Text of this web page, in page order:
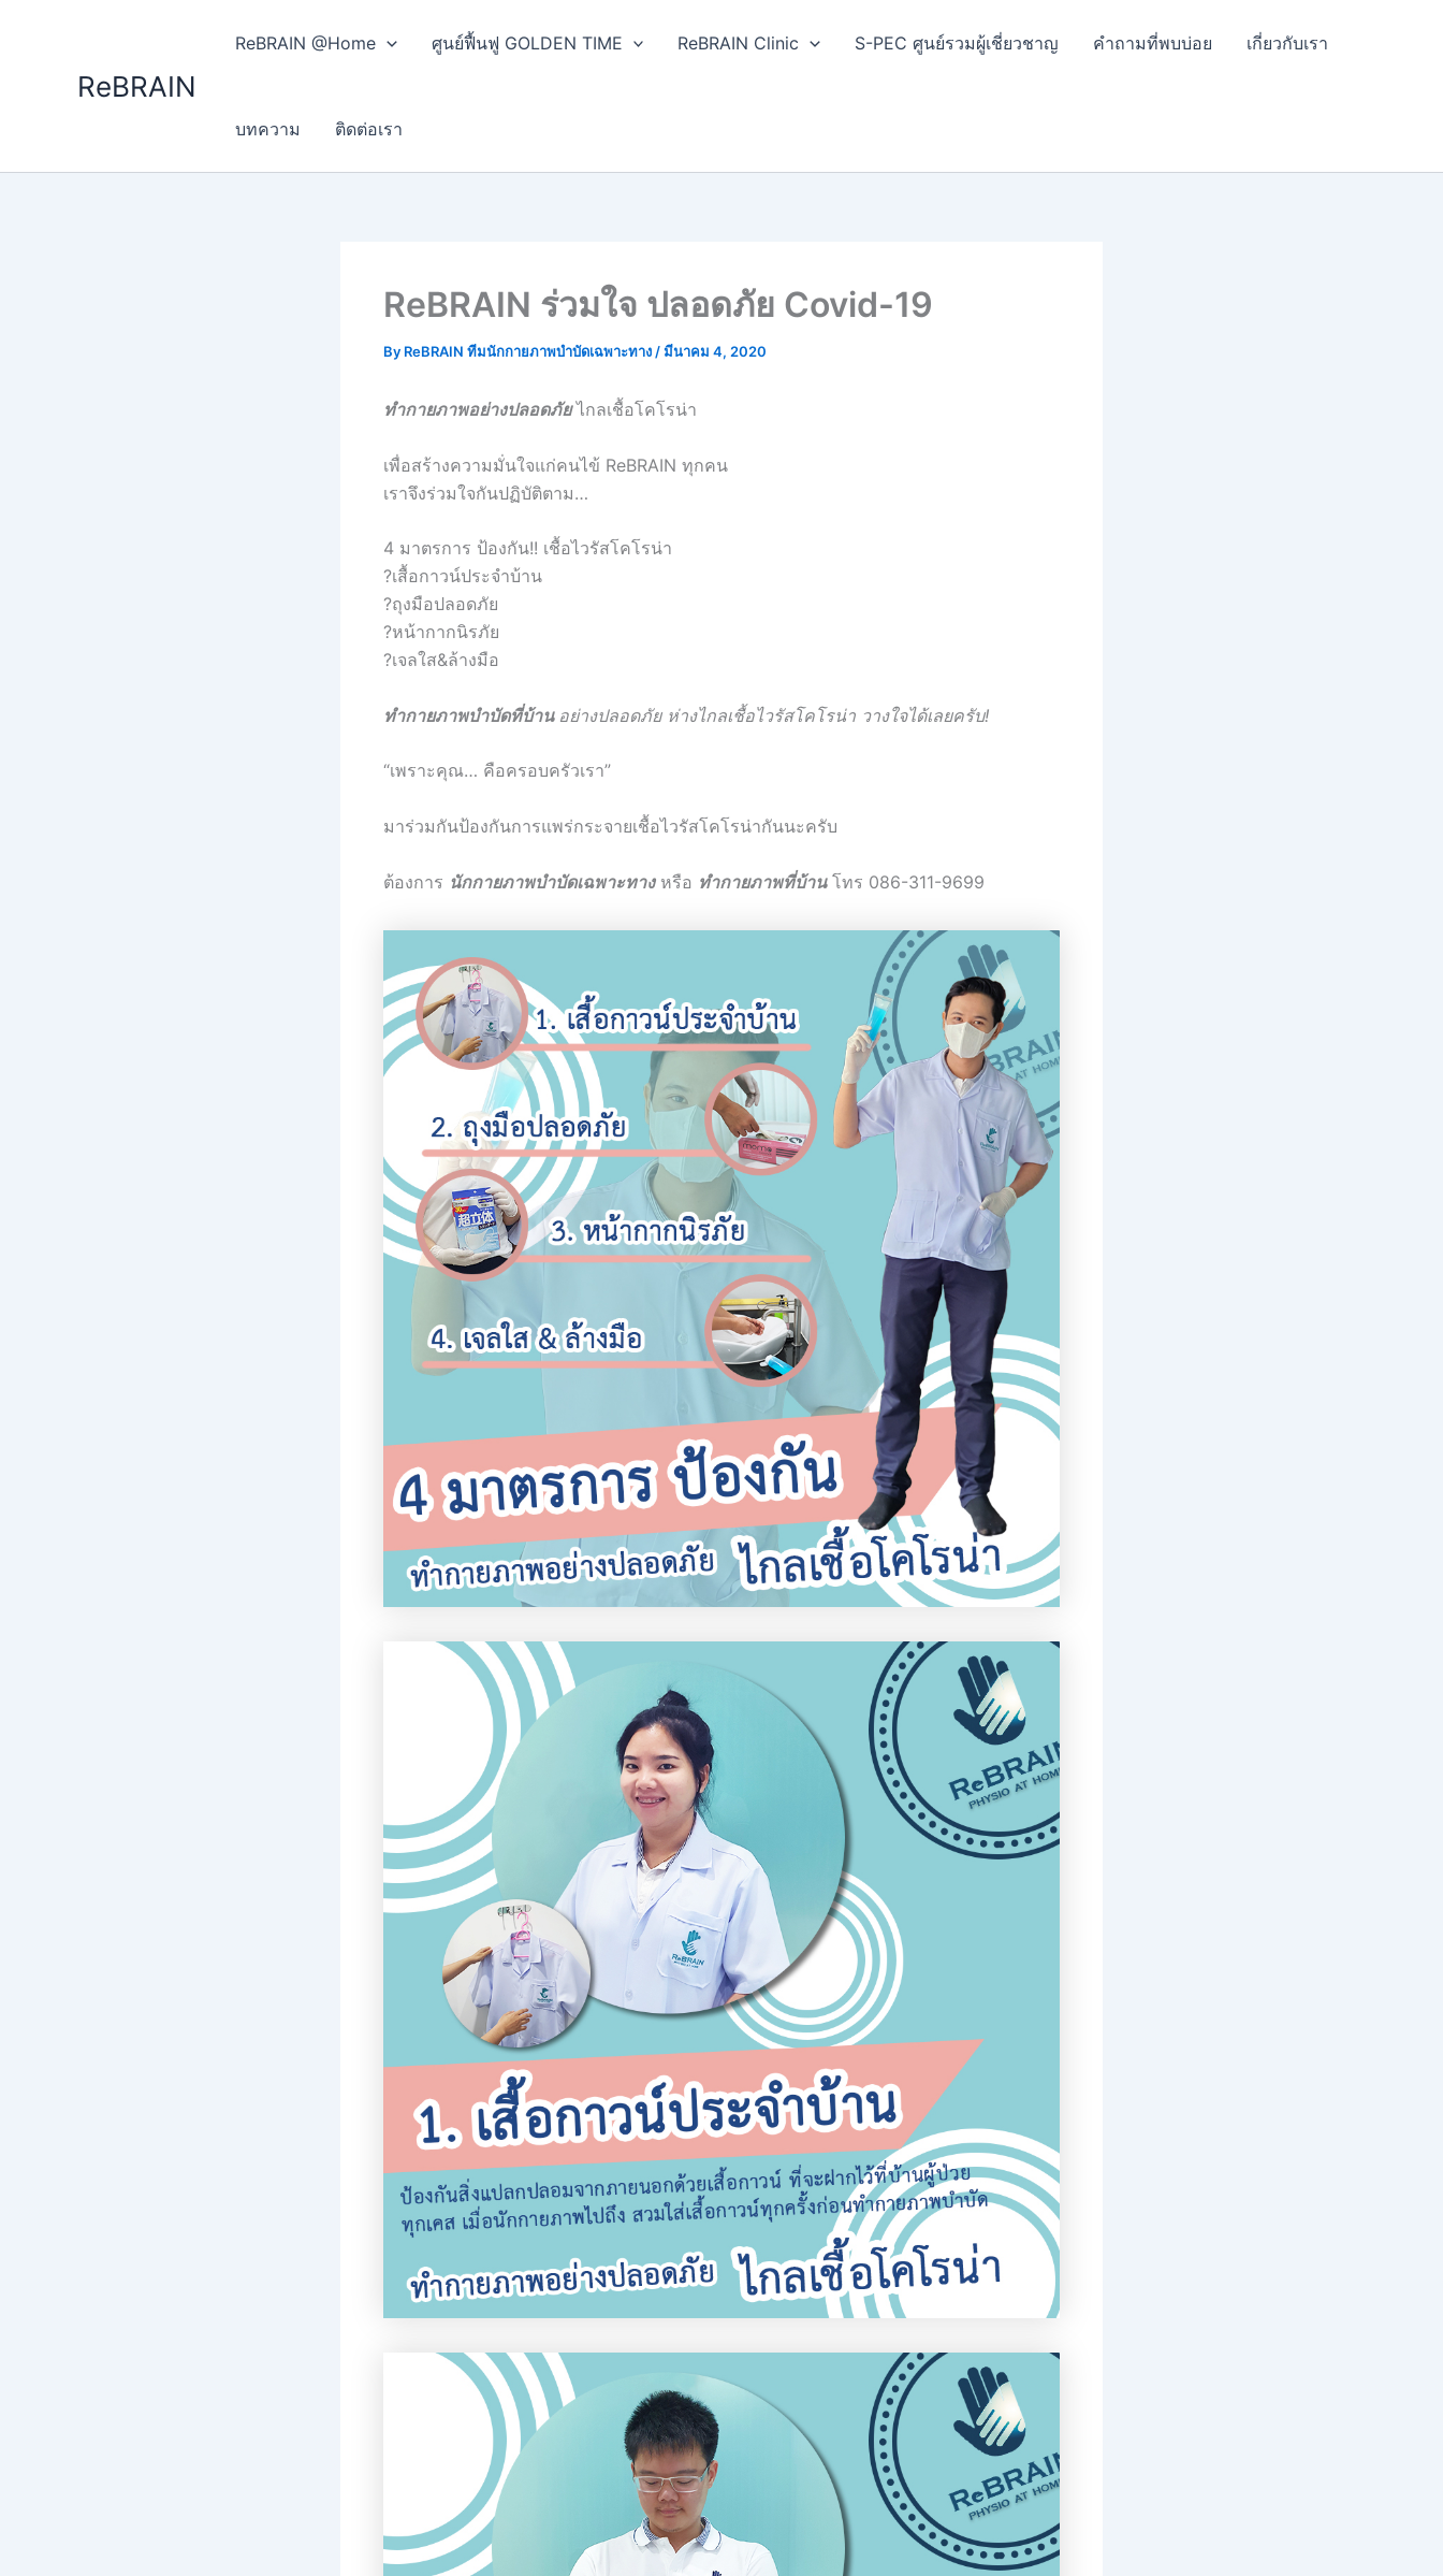
ReBRAIN
ReBRAIN @Home ศูนย์ฟื้นฟู GOLDEN TIME ReBRAIN Clinic S-PEC ศูนย์รวมผู้เชี่ยวชาญ คำถามที่พบบ่อย เกี่ยวกับเรา
บทความ ติดต่อเรา
ReBRAIN ร่วมใจ ปลอดภัย Covid-19
By ReBRAIN ทีมนักกายภาพบำบัดเฉพาะทาง /มีนาคม 4, 2020
ทำกายภาพอย่างปลอดภัยไกลเชื้อโคโรน่า
เพื่อสร้างความมั่นใจแก่คนไข้ ReBRAIN ทุกคน
เราจึงร่วมใจกันปฏิบัติตาม…
4 มาตรการ ป้องกัน!! เชื้อไวรัสโคโรน่า
?เสื้อกาวน์ประจำบ้าน
?ถุงมือปลอดภัย
?หน้ากากนิรภัย
?เจลใส&ล้างมือ
ทำกายภาพบำบัดที่บ้าน อย่างปลอดภัย ห่างไกลเชื้อไวรัสโคโรน่า วางใจได้เลยครับ!
“เพราะคุณ… คือครอบครัวเรา”
มาร่วมกันป้องกันการแพร่กระจายเชื้อไวรัสโคโรน่ากันนะครับ
ต้องการ นักกายภาพบำบัดเฉพาะทางหรือ ทำกายภาพที่บ้านโทร 086-311-9699